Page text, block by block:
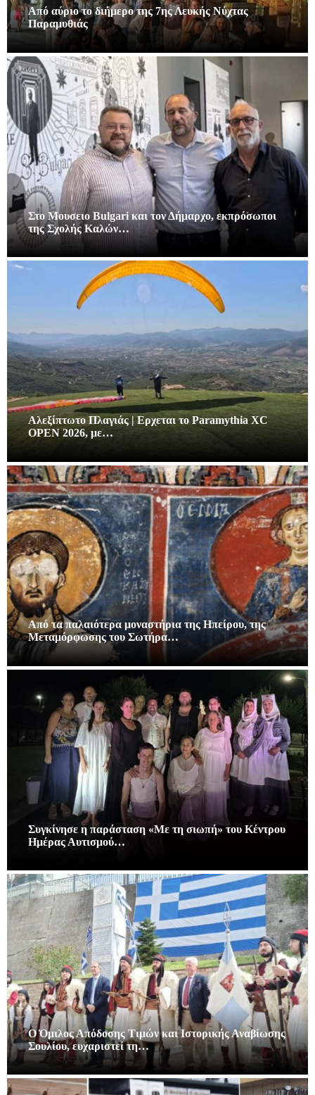
Από αύριο το διήμερο της 7ης Λευκής Νύχτας
Παραμυθιάς
Στο Μουσειο Bulgari και τον Δήμαρχο, εκπρόσωποι
της Σχολής Καλών…
Αλεξίπτωτο Πλαγιάς | Ερχεται το Paramythia XC
OPEN 2026, με…
Από τα παλαιότερα μοναστήρια της Ηπείρου, της
Μεταμόρφωσης του Σωτήρα…
Συγκίνησε η παράσταση «Με τη σιωπή» του Κέντρου
Ημέρας Αυτισμού…
Ο Όμιλος Απόδοσης Τιμών και Ιστορικής Αναβίωσης
Σουλίου, ευχαριστεί τη…